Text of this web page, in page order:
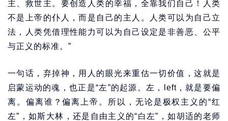
主、救世主。要创造人类的幸福，全靠我们自己！人类
不是上帝的仆人，而是自己的主人。人类可以为自己立
法，人类凭借理性能力可以为自己设定是非善恶、公平
与正义的标准。”
一句话，弃掉神，用人的眼光来重估一切价值，这就是
启蒙运动的魂，也正是“左”的起源。左，left，就是要偏
离。偏离谁？偏离上帝。所以，无论是极权主义的“红
左”，如斯大林，还是自由主义的“白左”，如胡适的老师